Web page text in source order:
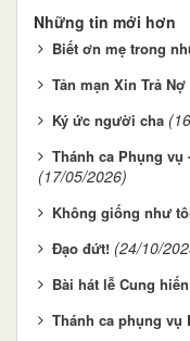
Những tin mới hơn
Biết ơn mẹ trong
Tản mạn Xin Trả
Ký ức người cha
Thánh ca Phụng vụ
(17/05/2026)
Không giống như
Đạo đứt! (24/10/
Bài hát lễ Cung
Thánh ca phụng vụ